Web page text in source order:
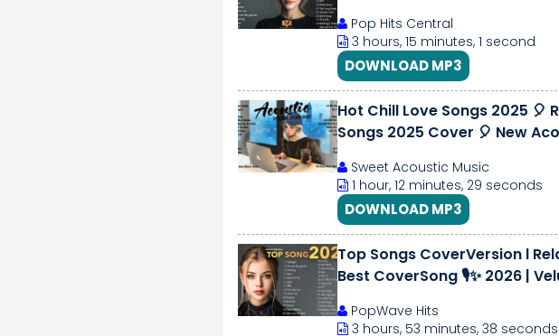
Pop Hits Central
3 hours, 15 minutes, 1 second
DOWNLOAD MP3
Hot Chill Love Songs 2025 🎈
Songs 2025 Cover 🎈 New
Sweet Acoustic Music
1 hour, 12 minutes, 29 seconds
DOWNLOAD MP3
Top Songs CoverVersion l
Best CoverSong 🎙✨ 2026 |
PopWave Hits
3 hours, 53 minutes, 38 seconds